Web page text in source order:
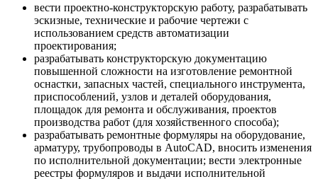
вести проектно-конструкторскую работу, разрабатывать
эскизные, технические и рабочие чертежи с
использованием средств автоматизации
проектирования;
разрабатывать конструкторскую документацию
повышенной сложности на изготовление ремонтной
оснастки, запасных частей, специального инструмента,
приспособлений, узлов и деталей оборудования,
площадок для ремонта и обслуживания, проектов
производства работ (для хозяйственного способа);
разрабатывать ремонтные формуляры на оборудование,
арматуру, трубопроводы в AutoCAD, вносить изменения
по исполнительной документации; вести электронные
реестры формуляров и выдачи исполнительной